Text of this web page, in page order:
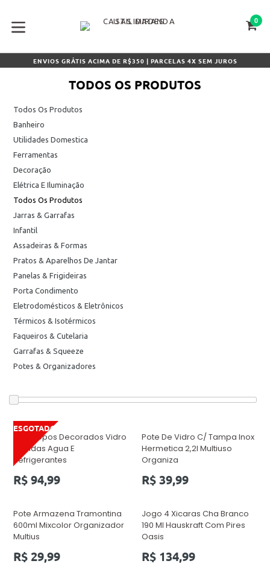
0
ENVIOS GRÁTIS ACIMA DE R$350 | PARCELAS 4X SEM JUROS
TODOS OS PRODUTOS
Todos Os Produtos
Banheiro
Utilidades Domestica
Ferramentas
Decoração
Elétrica E Iluminação
Todos Os Produtos
Jarras & Garrafas
Infantil
Assadeiras & Formas
Pratos & Aparelhos De Jantar
Panelas & Frigideiras
Porta Condimento
Eletrodomésticos & Eletrônicos
Térmicos & Isotérmicos
Faqueiros & Cutelaria
Garrafas & Squeeze
Potes & Organizadores
ESGOTADO
Kit 6 Copos Decorados Vidro
Bebidas Agua E
Refrigerantes
Preço
normal
R$ 94,99
Pote De Vidro C/ Tampa Inox
Hermetica 2,2l Multiuso
Organiza
Preço
normal
R$ 39,99
Pote Armazena Tramontina
600ml Mixcolor Organizador
Multius
Preço
normal
R$ 29,99
Jogo 4 Xicaras Cha Branco
190 Ml Hauskraft Com Pires
Oasis
Preço
normal
R$ 134,99